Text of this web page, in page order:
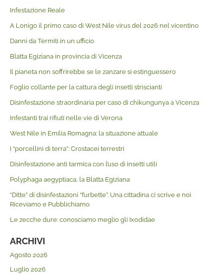
Infestazione Reale
A Lonigo il primo caso di West Nile virus del 2026 nel vicentino
Danni da Termiti in un ufficio
Blatta Egiziana in provincia di Vicenza
Il pianeta non soffrirebbe se le zanzare si estinguessero
Foglio collante per la cattura degli insetti striscianti
Disinfestazione straordinaria per caso di chikungunya a Vicenza
Infestanti trai rifiuti nelle vie di Verona
West Nile in Emilia Romagna: la situazione attuale
I “porcellini di terra”: Crostacei terrestri
Disinfestazione anti tarmica con l’uso di insetti utili
Polyphaga aegyptiaca, la Blatta Egiziana
“Ditte” di disinfestazioni “furbette”. Una cittadina ci scrive e noi
Riceviamo e Pubblichiamo
Le zecche dure: conosciamo meglio gli Ixodidae
ARCHIVI
Agosto 2026
Luglio 2026